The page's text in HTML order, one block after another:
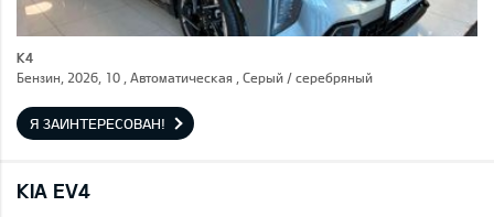
K4
Бензин, 2026, 10 , Автоматическая , Серый / cеребряный
Я ЗАИНТЕРЕСОВАН!
KIA EV4